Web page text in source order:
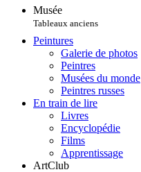
Musée
Tableaux anciens
Peintures
Galerie de photos
Peintres
Musées du monde
Peintres russes
En train de lire
Livres
Encyclopédie
Films
Apprentissage
ArtClub